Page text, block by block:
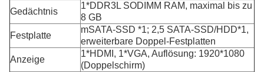
Gedächtnis
1*DDR3L SODIMM RAM, maximal bis zu
8 GB
Festplatte
mSATA-SSD *1; 2,5 SATA-SSD/HDD*1,
erweiterbare Doppel-Festplatten
Anzeige
1*HDMI, 1*VGA, Auflösung: 1920*1080
(Doppelschirm)